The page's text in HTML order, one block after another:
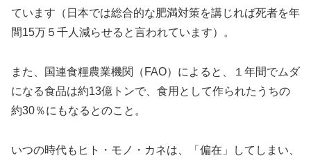
ています（日本では総合的な肥満対策を講じれば死者を年
間15万５千人減らせると言われています）。
また、国連食糧農業機関（FAO）によると、１年間でムダ
になる食品は約13億トンで、食用として作られたうちの
約30％にもなるとのこと。
いつの時代もヒト・モノ・カネは、「偏在」してしまい、